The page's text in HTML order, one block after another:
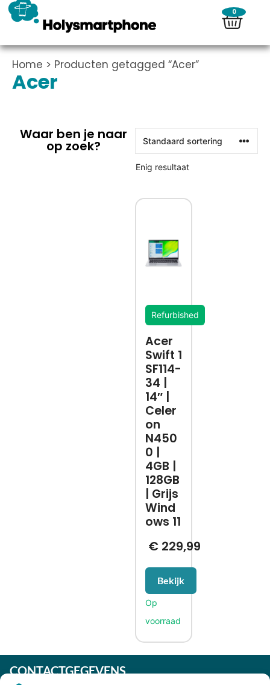
0
Home > Producten getagged “Acer”
Acer
Waar ben je naar
op zoek?
Enig resultaat
Refurbished
Acer
Swift 1
SF114-
34 |
14″ |
Celer
on
N450
0 |
4GB |
128GB
| Grijs
Wind
ows 11
€229,99
Bekijk
CONTACTGEGEVENS